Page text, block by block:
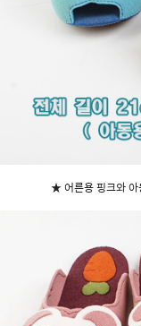
★ 어른용 핑크와 아